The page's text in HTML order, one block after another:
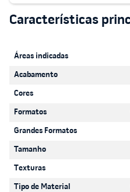
Áreas indicadas
Acabamento
Cores
Formatos
Grandes Formatos
Tamanho
Texturas
Tipo de Material